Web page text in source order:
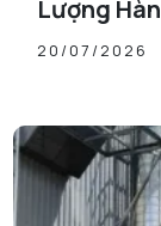
Lượng
Khí Đăng
20/07/2026